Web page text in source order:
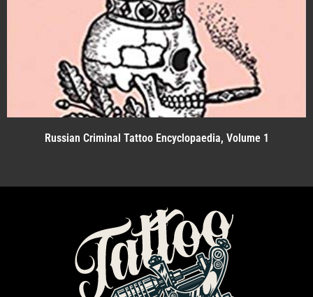
Russian Criminal Tattoo Encyclopaedia, Volume 1